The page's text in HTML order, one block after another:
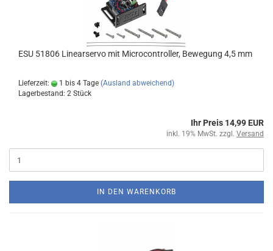
ESU 51806 Linearservo mit Microcontroller, Bewegung 4,5 mm
Lieferzeit: 1 bis 4 Tage (Ausland abweichend)
Lagerbestand: 2 Stück
Ihr Preis 14,99 EUR
inkl. 19% MwSt. zzgl. Versand
IN DEN WARENKORB